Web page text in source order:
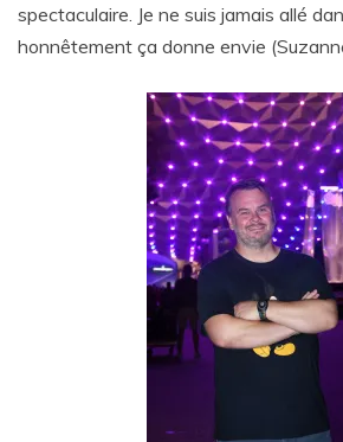
spectaculaire. Je ne suis jamais allé
honnêtement ça donne envie